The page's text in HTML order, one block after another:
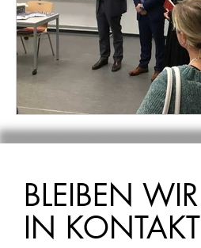
BLEIBEN WIR
IN KONTAKT